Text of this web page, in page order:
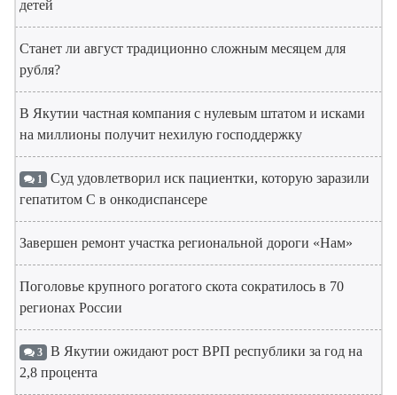
детей
Станет ли август традиционно сложным месяцем для
рубля?
В Якутии частная компания с нулевым штатом и исками
на миллионы получит нехилую господдержку
1 Суд удовлетворил иск пациентки, которую заразили
гепатитом С в онкодиспансере
Завершен ремонт участка региональной дороги «Нам»
Поголовье крупного рогатого скота сократилось в 70
регионах России
3 В Якутии ожидают рост ВРП республики за год на
2,8 процента